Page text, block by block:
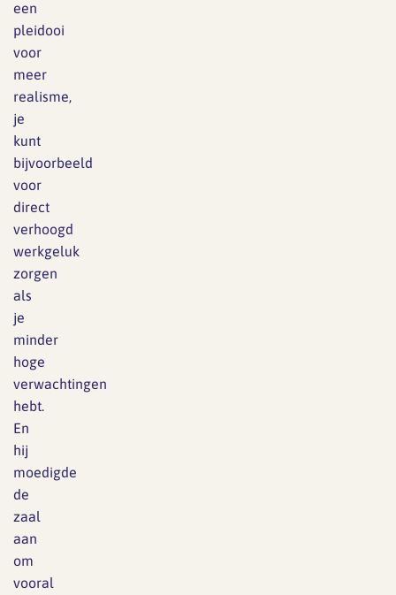
een
pleidooi
voor
meer
realisme,
je
kunt
bijvoorbeeld
voor
direct
verhoogd
werkgeluk
zorgen
als
je
minder
hoge
verwachtingen
hebt.
En
hij
moedigde
de
zaal
aan
om
vooral